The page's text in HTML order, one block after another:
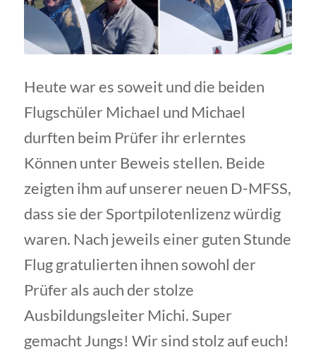
Heute war es soweit und die beiden
Flugschüler Michael und Michael
durften beim Prüfer ihr erlerntes
Können unter Beweis stellen. Beide
zeigten ihm auf unserer neuen D-MFSS,
dass sie der Sportpilotenlizenz würdig
waren. Nach jeweils einer guten Stunde
Flug gratulierten ihnen sowohl der
Prüfer als auch der stolze
Ausbildungsleiter Michi. Super
gemacht Jungs! Wir sind stolz auf euch!